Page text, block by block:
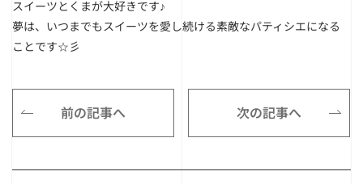
スイーツとくまが大好きです♪
夢は、いつまでもスイーツを愛し続ける素敵なパティシエになる
ことです☆彡
前の記事へ 次の記事へ